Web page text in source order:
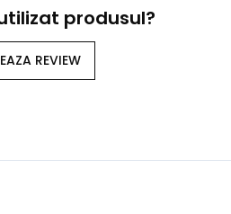
produsul?
REVIEW